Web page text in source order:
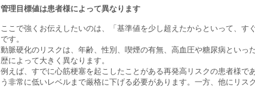
管理目標値は患者様によって異なります
ここで強くお伝えしたいのは、「基準値を少し超えたからといって、す
です。
動脈硬化のリスクは、年齢、性別、喫煙の有無、高血圧や糖尿病といっ
歴によって大きく異なります。
例えば、すでに心筋梗塞を起こしたことがある再発高リスクの患者様で
う非常に低いレベルまで厳格に下げる必要があります。一方、他にリス